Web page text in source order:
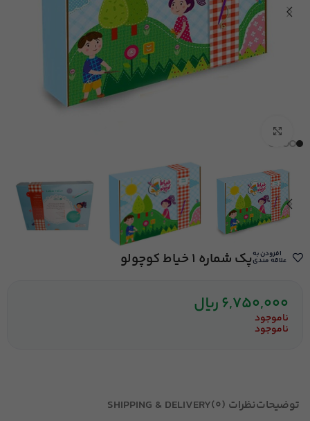
افزودن به
علاقه مندیپک شماره 1 خیاط کوچولو
6,750,000ریال
ناموجود
ناموجود
توضیحاتنظرات (0) SHIPPING & DELIVERY